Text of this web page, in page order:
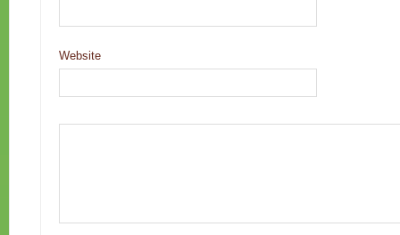
Website